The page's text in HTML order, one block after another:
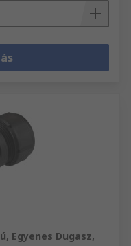
Egyenes Dugasz,